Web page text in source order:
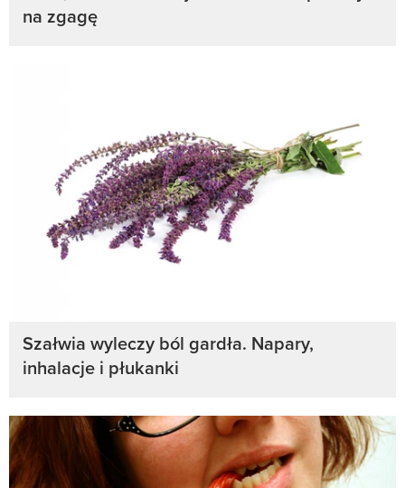
na zgagę
Szałwia wyleczy ból gardła. Napary,
inhalacje i płukanki